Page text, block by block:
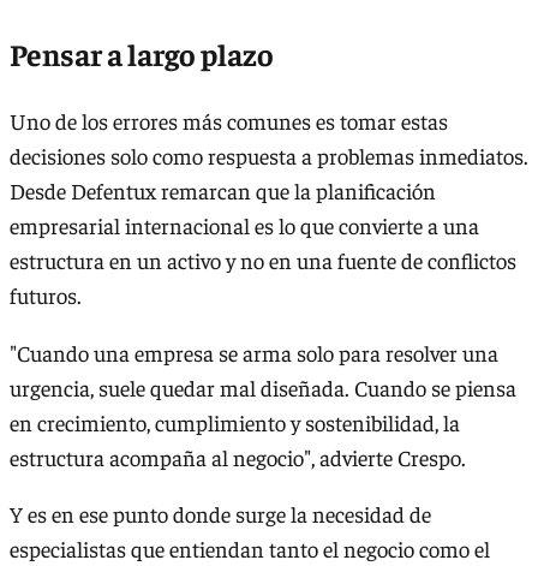
Pensar a largo plazo
Uno de los errores más comunes es tomar estas
decisiones solo como respuesta a problemas inmediatos.
Desde Defentux remarcan que la planificación
empresarial internacional es lo que convierte a una
estructura en un activo y no en una fuente de conflictos
futuros.
"Cuando una empresa se arma solo para resolver una
urgencia, suele quedar mal diseñada. Cuando se piensa
en crecimiento, cumplimiento y sostenibilidad, la
estructura acompaña al negocio", advierte Crespo.
Y es en ese punto donde surge la necesidad de
especialistas que entiendan tanto el negocio como el